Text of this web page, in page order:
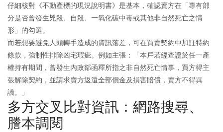
仔細核對《不動產標的現況說明書》是基本，確認賣方在「專有部
分是否曾發生兇殺、自殺、一氧化碳中毒或其他非自然死亡之情
形」的勾選。
而若想要避免人頭轉手造成的資訊落差，可在買賣契約中加註特約
條款，強制性排除凶宅瑕疵。例如主張：「本戶若經查證於任一產
權持有期間，曾發生內政部函釋所指之非自然死亡情事，買方得主
張解除契約，並請求賣方返還全部價金及損害賠償，賣方不得異
議。」
多方交叉比對資訊：網路搜尋、
謄本調閱